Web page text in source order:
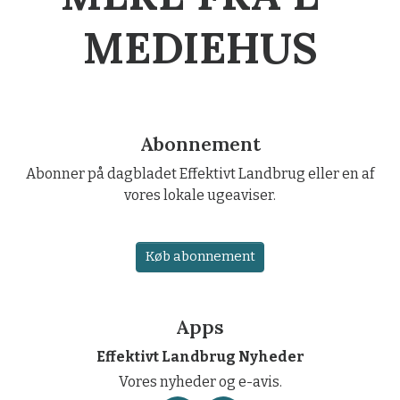
MEDIEHUS
Abonnement
Abonner på dagbladet Effektivt Landbrug eller en af
vores lokale ugeaviser.
Køb abonnement
Apps
Effektivt Landbrug Nyheder
Vores nyheder og e-avis.